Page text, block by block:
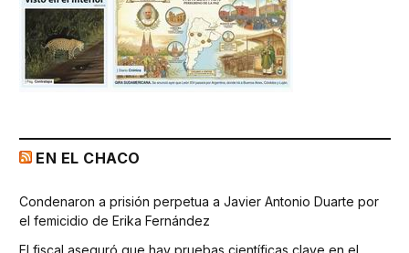
EN EL CHACO
Condenaron a prisión perpetua a Javier Antonio Duarte por
el femicidio de Erika Fernández
El fiscal aseguró que hay pruebas científicas clave en el